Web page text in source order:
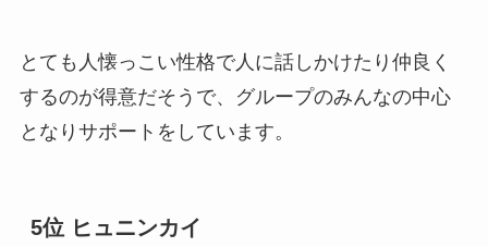
とても人懐っこい性格で人に話しかけたり仲良く
するのが得意だそうで、グループのみんなの中心
となりサポートをしています。
5位 ヒュニンカイ